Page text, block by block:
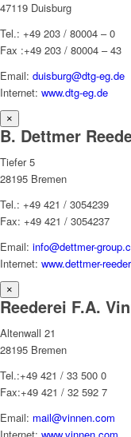
47119 Duisburg
Tel.: +49 203 / 80004 – 0
Fax :+49 203 / 80004 – 43
Email: duisburg@dtg-eg.de
Internet: www.dtg-eg.de
×
B. Dettmer
Tiefer 5
28195 Bremen
Tel.: +49 421 / 3054239
Fax: +49 421 / 3054237
Email: info@dettmer-
Internet: www.dettmer-
×
Reederei F.A.
Altenwall 21
28195 Bremen
Tel.:+49 421 / 33 500 0
Fax:+49 421 / 32 592 7
Email: mail@vinnen.com